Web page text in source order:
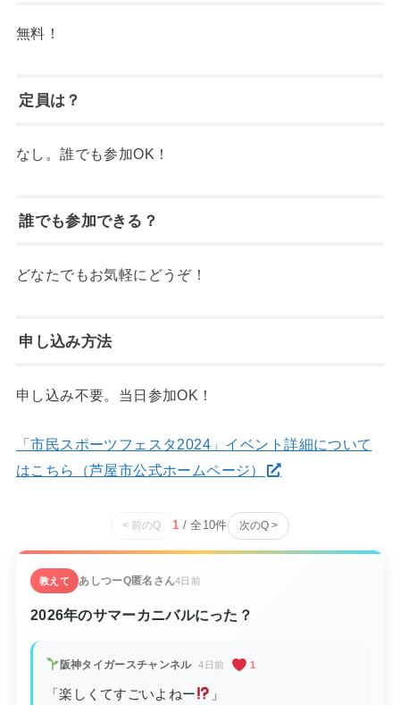
無料！
定員は？
なし。誰でも参加OK！
誰でも参加できる？
どなたでもお気軽にどうぞ！
申し込み方法
申し込み不要。当日参加OK！
「市民スポーツフェスタ2024」イベント詳細について
はこちら（芦屋市公式ホームページ）
< 前のQ 1 / 全 10件 次のQ >
教えて あしつーQ匿名さん4日前
2026年のサマーカニバルにった？
阪神タイガースチャンネル 4日前 1
「楽しくてすごいよねー 」